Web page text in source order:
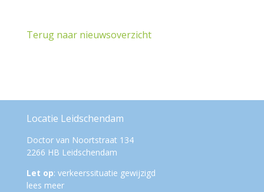
Terug naar nieuwsoverzicht
Locatie Leidschendam
Doctor van Noortstraat 134
2266 HB Leidschendam
Let op: verkeerssituatie gewijzigd
lees meer